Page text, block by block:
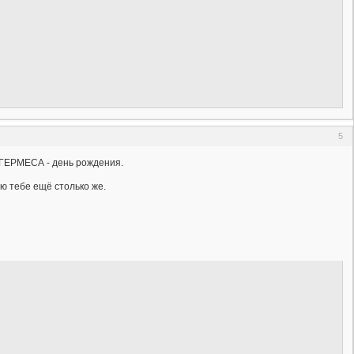
5
ГЕРМЕСА - день рождения.
тебе ещё столько же.